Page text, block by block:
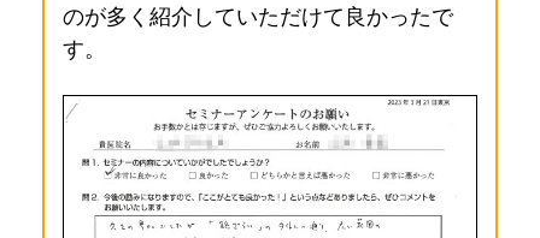
のが多く紹介していただけて良かったで
す。